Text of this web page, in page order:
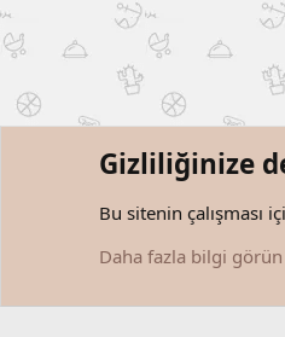
Gizliliğinize
Bu sitenin çalışması
Daha fazla bilgi görün